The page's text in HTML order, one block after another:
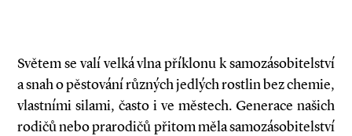
Světem se valí velká vlna příklonu k samozásobitelství
a snah o pěstování různých jedlých rostlin bez chemie,
vlastními silami, často i ve městech. Generace našich
rodičů nebo prarodičů přitom měla samozásobitelství